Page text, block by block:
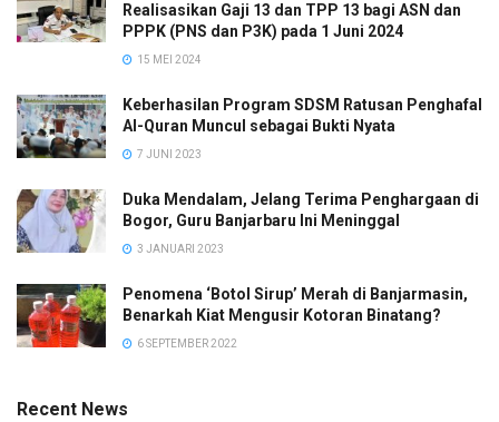
Realisasikan Gaji 13 dan TPP 13 bagi ASN dan
PPPK (PNS dan P3K) pada 1 Juni 2024
15 MEI 2024
Keberhasilan Program SDSM Ratusan Penghafal
Al-Quran Muncul sebagai Bukti Nyata
7 JUNI 2023
Duka Mendalam, Jelang Terima Penghargaan di
Bogor, Guru Banjarbaru Ini Meninggal
3 JANUARI 2023
Penomena ‘Botol Sirup’ Merah di Banjarmasin,
Benarkah Kiat Mengusir Kotoran Binatang?
6 SEPTEMBER 2022
Recent News